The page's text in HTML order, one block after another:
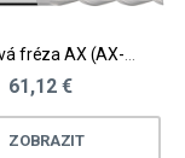
61,12 €
ZOBRAZIT